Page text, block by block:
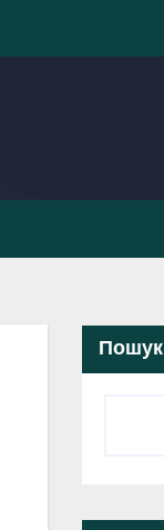
Пошук